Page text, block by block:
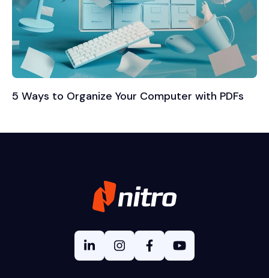
5 Ways to Organize Your Computer with PDFs